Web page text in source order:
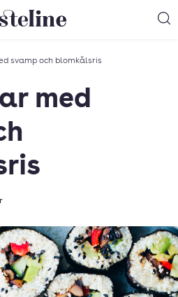
startsida
svamp och blomkålsris
med